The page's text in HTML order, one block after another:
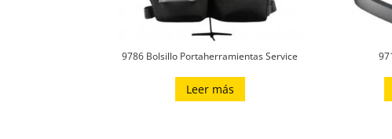
9786 Bolsillo Portaherramientas Service
Leer más